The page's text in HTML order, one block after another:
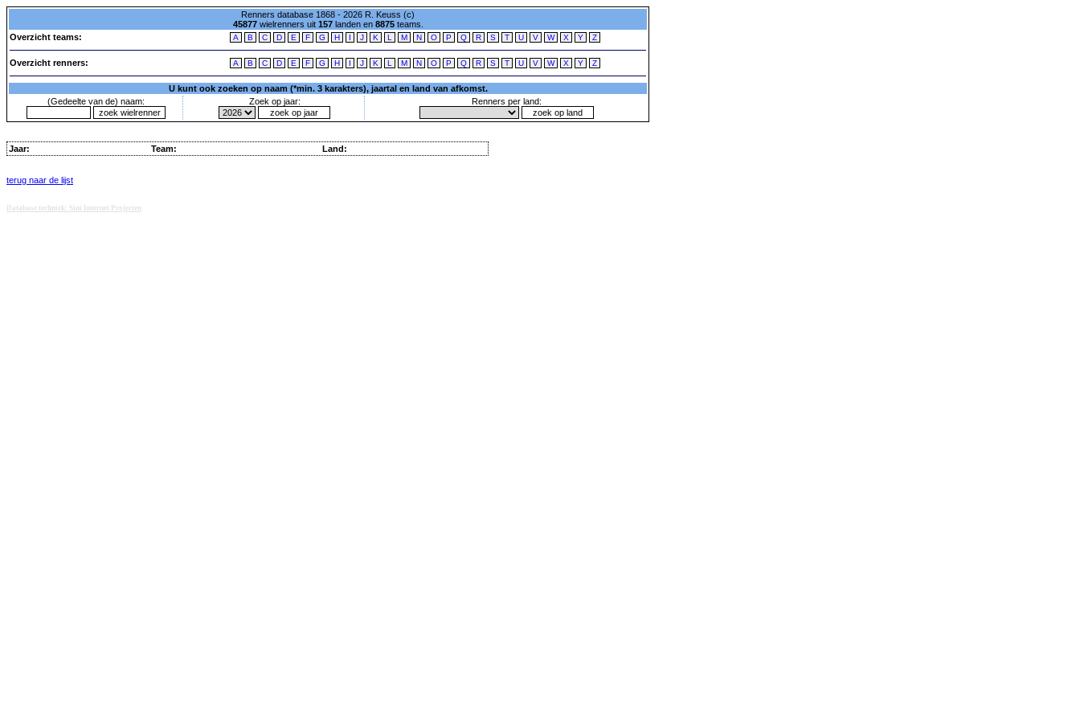
Renners database 1868 - 2026 R. Keuss (c)
45877wielrenners uit 157landen en 8875teams.
Overzicht teams:
A B C D E F G H I J K L M N O P Q R S T U V W X Y Z
Overzicht renners: A B C D E F G H I J K L M N O P Q R S T U V W X Y Z
U kunt ook zoeken op naam (*min. 3 karakters), jaartal en land van afkomst.
(Gedeelte van de) naam:
Zoek op jaar: Renners per land:
Jaar: Team: Land:
terug naar de lijst
Database techniek: Sini Internet Projecten